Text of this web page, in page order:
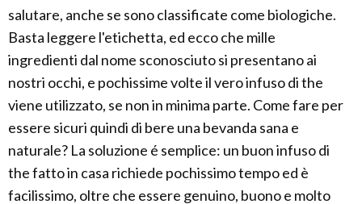
salutare, anche se sono classificate come biologiche.
Basta leggere l'etichetta, ed ecco che mille
ingredienti dal nome sconosciuto si presentano ai
nostri occhi, e pochissime volte il vero infuso di the
viene utilizzato, se non in minima parte. Come fare per
essere sicuri quindi di bere una bevanda sana e
naturale? La soluzione é semplice: un buon infuso di
the fatto in casa richiede pochissimo tempo ed è
facilissimo, oltre che essere genuino, buono e molto